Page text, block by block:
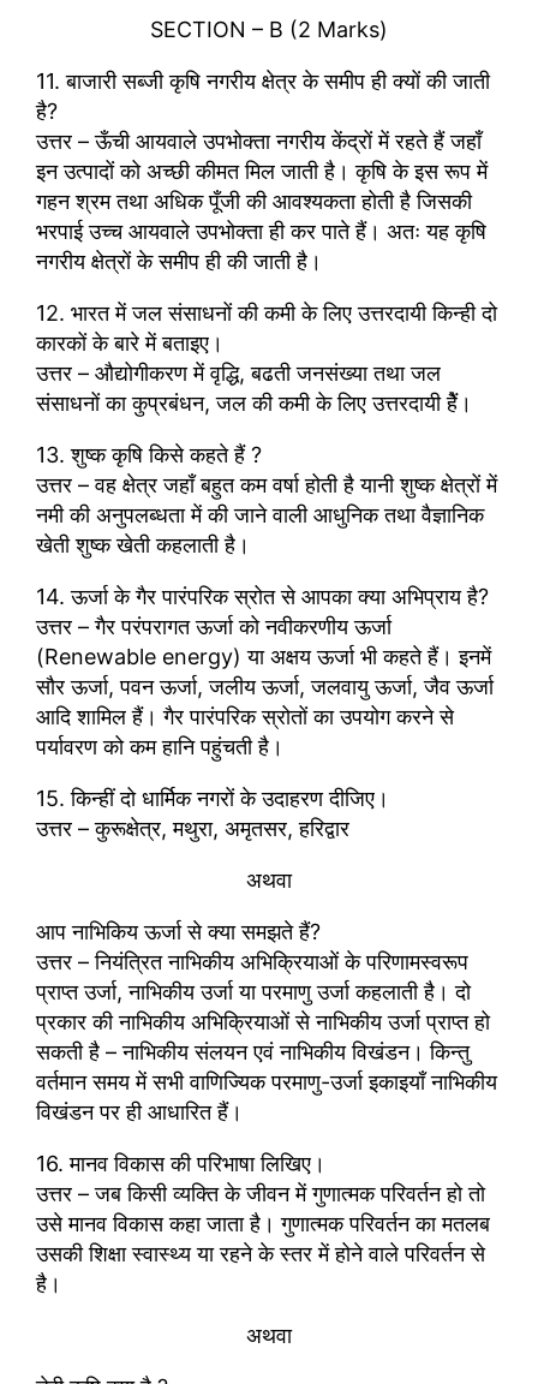
SECTION – B (2 Marks)
11. बाजारी सब्जी कृषि नगरीय क्षेत्र के समीप ही क्यों की जाती
है?
उत्तर – ऊँची आयवाले उपभोक्ता नगरीय केंद्रों में रहते हैं जहाँ
इन उत्पादों को अच्छी कीमत मिल जाती है। कृषि के इस रूप में
गहन श्रम तथा अधिक पूँजी की आवश्यकता होती है जिसकी
भरपाई उच्च आयवाले उपभोक्ता ही कर पाते हैं। अतः यह कृषि
नगरीय क्षेत्रों के समीप ही की जाती है।
12. भारत में जल संसाधनों की कमी के लिए उत्तरदायी किन्ही दो
कारकों के बारे में बताइए।
उत्तर – औद्योगीकरण में वृद्धि, बढती जनसंख्या तथा जल
संसाधनों का कुप्रबंधन, जल की कमी के लिए उत्तरदायी हेैं।
13. शुष्क कृषि किसे कहते हैं ?
उत्तर – वह क्षेत्र जहाँ बहुत कम वर्षा होती है यानी शुष्क क्षेत्रों में
नमी की अनुपलब्धता में की जाने वाली आधुनिक तथा वैज्ञानिक
खेती शुष्क खेती कहलाती है।
14. ऊर्जा के गैर पारंपरिक स्रोत से आपका क्या अभिप्राय है?
उत्तर – गैर परंपरागत ऊर्जा को नवीकरणीय ऊर्जा
(Renewable energy) या अक्षय ऊर्जा भी कहते हैं। इनमें
सौर ऊर्जा, पवन ऊर्जा, जलीय ऊर्जा, जलवायु ऊर्जा, जैव ऊर्जा
आदि शामिल हैं। गैर पारंपरिक स्रोतों का उपयोग करने से
पर्यावरण को कम हानि पहुंचती है।
15. किन्हीं दो धार्मिक नगरों के उदाहरण दीजिए।
उत्तर – कुरूक्षेत्र, मथुरा, अमृतसर, हरिद्वार
अथवा
आप नाभिकिय ऊर्जा से क्या समझते हैं?
उत्तर – नियंत्रित नाभिकीय अभिक्रियाओं के परिणामस्वरूप
प्राप्त उर्जा, नाभिकीय उर्जा या परमाणु उर्जा कहलाती है। दो
प्रकार की नाभिकीय अभिक्रियाओं से नाभिकीय उर्जा प्राप्त हो
सकती है – नाभिकीय संलयन एवं नाभिकीय विखंडन। किन्तु
वर्तमान समय में सभी वाणिज्यिक परमाणु-उर्जा इकाइयाँ नाभिकीय
विखंडन पर ही आधारित हैं।
16. मानव विकास की परिभाषा लिखिए।
उत्तर – जब किसी व्यक्ति के जीवन में गुणात्मक परिवर्तन हो तो
उसे मानव विकास कहा जाता है। गुणात्मक परिवर्तन का मतलब
उसकी शिक्षा स्वास्थ्य या रहने के स्तर में होने वाले परिवर्तन से
है।
अथवा